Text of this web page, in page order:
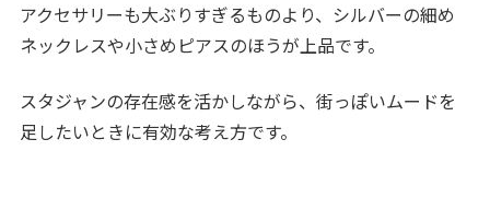
アクセサリーも大ぶりすぎるものより、シルバーの細め
ネックレスや小さめピアスのほうが上品です。
スタジャンの存在感を活かしながら、街っぽいムードを
足したいときに有効な考え方です。